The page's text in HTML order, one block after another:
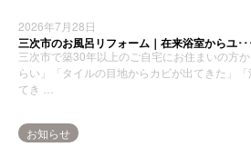
2026年7月28日
三次市のお風呂リフォーム｜在来浴室からユ･･
三次市で築30年以上のご自宅にお住まいの方
らい」「タイルの目地からカビが出てきた」
てき …
お知らせ